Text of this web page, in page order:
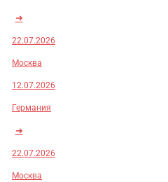
➜
22.07.2026
Москва
12.07.2026
Германия
➜
22.07.2026
Москва